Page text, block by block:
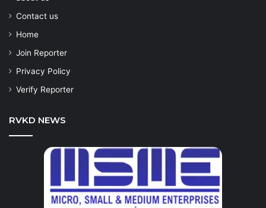
Contact us
Home
Join Reporter
Privacy Policy
Verify Reporter
RVKD NEWS